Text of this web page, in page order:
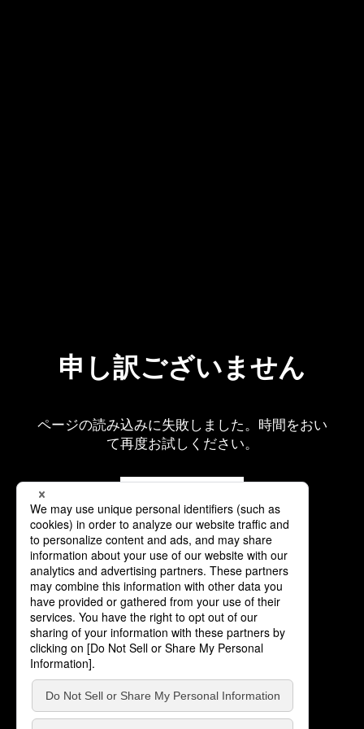
申し訳ございません
ページの読み込みに失敗しました。時間をおい
て再度お試しください。